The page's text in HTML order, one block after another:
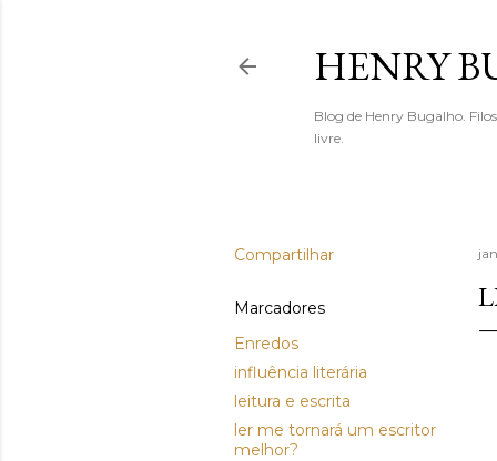
HENRY
Blog de Henry Bugalho.
livre.
Compartilhar
Marcadores
Enredos
influência literária
leitura e escrita
ler me tornará um escritor
melhor?